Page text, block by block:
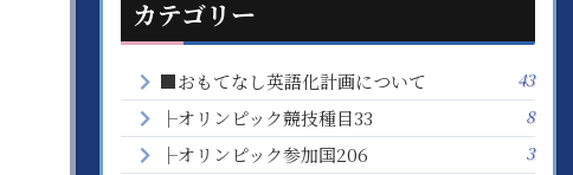
カテゴリー
■おもてなし英語化計画について 43
├オリンピック競技種目33 8
├オリンピック参加国206 3